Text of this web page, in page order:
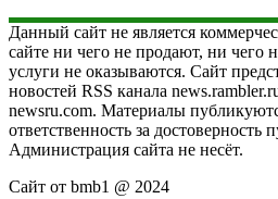
Данный сайт не является
сайте ни чего не продают, ни чего
услуги не оказываются. Сайт
новостей RSS канала
newsru.com. Материалы
ответственность за достоверность
Администрация сайта не несёт.
Сайт от bmb1 @ 2024